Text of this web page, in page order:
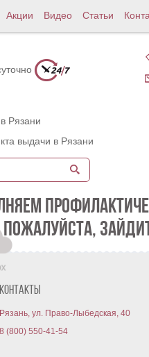
Акции Видео Статьи
Рязани
выдачи в Рязани
Контакты
Рязань, ул. Право-Лыбедская, 40
8 (800) 550-41-54